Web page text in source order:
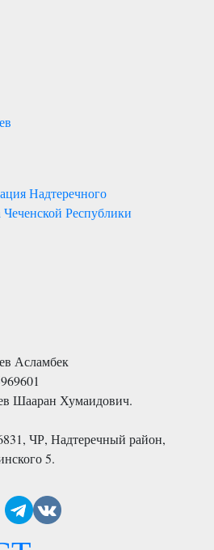
Надтеречного
Республики
Асламбек
Шааран Хумаидович.
ЧР, Надтеречный район,
5.